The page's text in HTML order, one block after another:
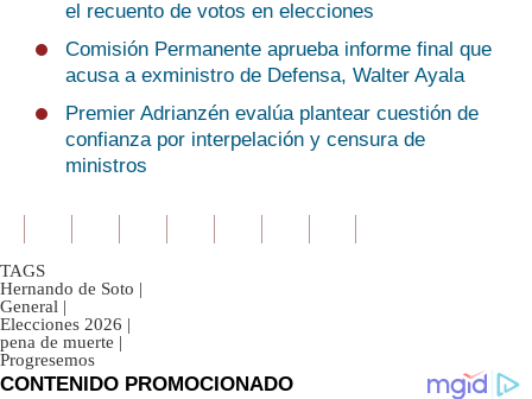
el recuento de votos en elecciones
Comisión Permanente aprueba informe final que
acusa a exministro de Defensa, Walter Ayala
Premier Adrianzén evalúa plantear cuestión de
confianza por interpelación y censura de
ministros
TAGS
Hernando de Soto |
General |
Elecciones 2026 |
pena de muerte |
Progresemos